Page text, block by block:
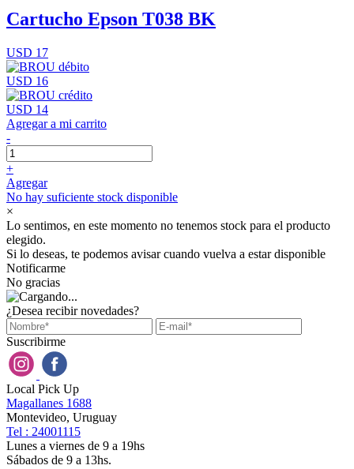
Cartucho Epson T038 BK
USD 17
USD 16
USD 14
Agregar a mi carrito
-
+
Agregar
No hay suficiente stock disponible
×
Lo sentimos, en este momento no tenemos stock para el producto
elegido.
Si lo deseas, te podemos avisar cuando vuelva a estar disponible
Notificarme
No gracias
¿Desea recibir novedades?
Suscribirme
Local Pick Up
Magallanes 1688
Montevideo, Uruguay
Tel : 24001115
Lunes a viernes de 9 a 19hs
Sábados de 9 a 13hs.